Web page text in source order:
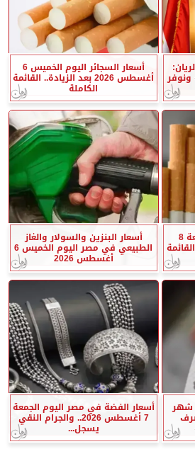
ونوفر
أسعار السجائر اليوم الخميس 6
أغسطس 2026 بعد الزيادة.. القائمة
الكاملة
أسعار السجائر اليوم الجمعة 8
القائمة
أسعار البنزين والسولار والغاز
الطبيعي في مصر اليوم الخميس 6
أغسطس 2026
شهر
صرف
أسعار الفضة في مصر اليوم الجمعة
7 أغسطس 2026.. والجرام النقي
يسجل...